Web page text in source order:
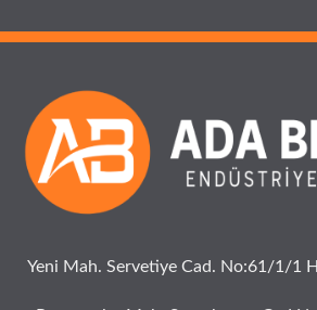
Yeni Mah. Servetiye Cad. No:61/1/1